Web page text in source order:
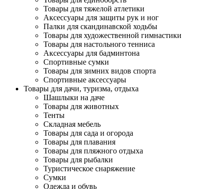
Товары для тяжелой атлетики
Аксессуары для защиты рук и ног
Палки для скандинавской ходьбы
Товары для художественной гимнастики
Товары для настольного тенниса
Аксессуары для бадминтона
Спортивные сумки
Товары для зимних видов спорта
Спортивные аксессуары
Товары для дачи, туризма, отдыха
Шашлыки на даче
Товары для животных
Тенты
Складная мебель
Товары для сада и огорода
Товары для плавания
Товары для пляжного отдыха
Товары для рыбалки
Туристическое снаряжение
Сумки
Одежда и обувь